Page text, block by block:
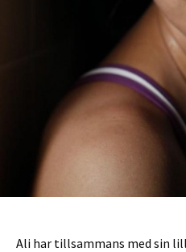
Ali har tillsammans med sin